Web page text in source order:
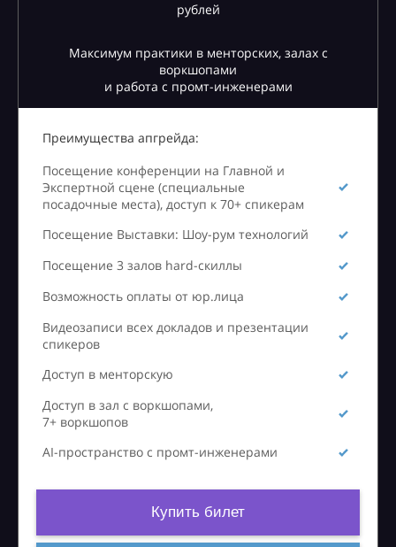
рублей
Максимум практики в менторских, залах с
воркшопами
и работа с промт-инженерами
Преимущества апгрейда:
Посещение конференции на Главной и
Экспертной сцене (специальные
посадочные места), доступ к 70+ спикерам
Посещение Выставки: Шоу-рум технологий
Посещение 3 залов hard-скиллы
Возможность оплаты от юр.лица
Видеозаписи всех докладов и презентации
спикеров
Доступ в менторскую
Доступ в зал с воркшопами,
7+ воркшопов
AI-пространство с промт-инженерами
Купить билет